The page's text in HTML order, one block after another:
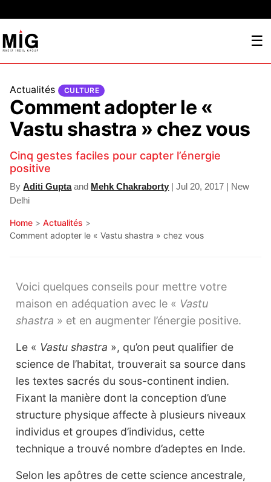
☰
Actualités CULTURE
Comment adopter le «
Vastu shastra » chez vous
Cinq gestes faciles pour capter l’énergie
positive
ByAditi Guptaand Mehk Chakraborty | Jul 20, 2017 | New
Delhi
Home >Actualités >
Comment adopter le « Vastu shastra » chez vous
Voici quelques conseils pour mettre votre
maison en adéquation avec le « Vastu
shastra » et en augmenter l’énergie positive.
Le « Vastu shastra », qu’on peut qualifier de
science de l’habitat, trouverait sa source dans
les textes sacrés du sous-continent indien.
Fixant la manière dont la conception d’une
structure physique affecte à plusieurs niveaux
individus et groupes d’individus, cette
technique a trouvé nombre d’adeptes en Inde.
Selon les apôtres de cette science ancestrale,